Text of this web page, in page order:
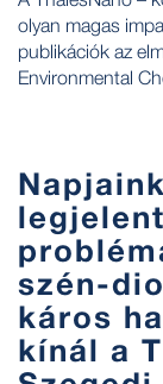
olyan magas
publikációk az
Environmental
szén-
káros
kínál a